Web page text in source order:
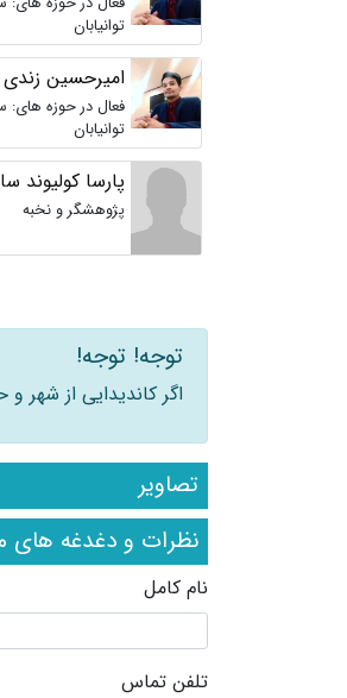
توانیابان
امیرحسین زندی
فعال در حوزه های:
توانیابان
پارسا کولیوند
پژوهشگر و نخبه
توجه! توجه!
اگر کاندیدایی از شهر
تصاویر
نظرات و دغدغه های
نام کامل
تلفن تماس